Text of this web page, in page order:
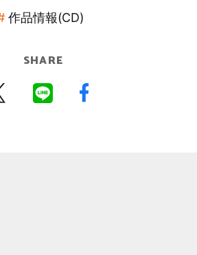
作品情報(CD)
SHARE